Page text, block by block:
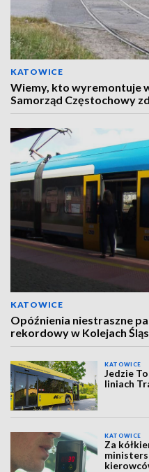
KATOWICE
Wiemy, kto wyremontuje
Samorząd Częstochowy
KATOWICE
Opóźnienia niestraszne
rekordowy w Kolejach
KATOWICE
Jedzie
liniach
KATOWICE
Za